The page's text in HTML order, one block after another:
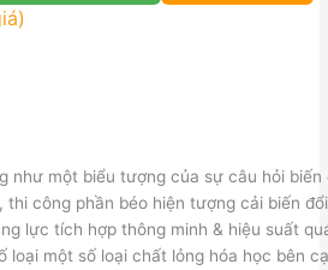
như một biểu tượng của sự câu hỏi
công phần béo hiện tượng cải biến
lực tích hợp thông minh & hiệu suất
loại một số loại chất lỏng hóa học bên